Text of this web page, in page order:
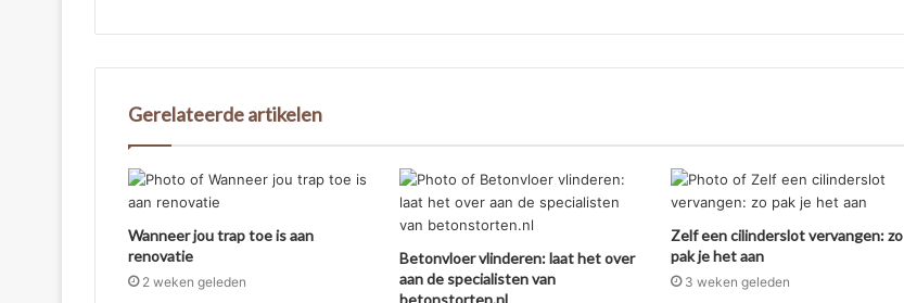
Gerelateerde artikelen
Wanneer jou trap toe is aan
renovatie
2 weken geleden
Betonvloer vlinderen: laat het over
aan de specialisten van
betonstorten.nl
Zelf een cilinderslot vervangen: zo
pak je het aan
3 weken geleden